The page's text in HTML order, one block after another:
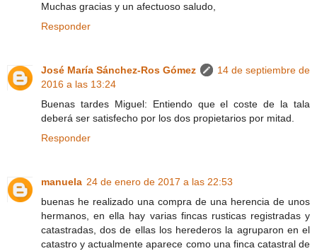
Muchas gracias y un afectuoso saludo,
Responder
José María Sánchez-Ros Gómez
14 de septiembre de
2016 a las 13:24
Buenas tardes Miguel: Entiendo que el coste de la tala
deberá ser satisfecho por los dos propietarios por mitad.
Responder
manuela 24 de enero de 2017 a las 22:53
buenas he realizado una compra de una herencia de unos
hermanos, en ella hay varias fincas rusticas registradas y
catastradas, dos de ellas los herederos la agruparon en el
catastro y actualmente aparece como una finca catastral de